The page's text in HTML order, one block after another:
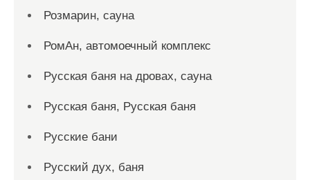
Розмарин, сауна
РомАн, автомоечный комплекс
Русская баня на дровах, сауна
Русская баня, Русская баня
Русские бани
Русский дух, баня